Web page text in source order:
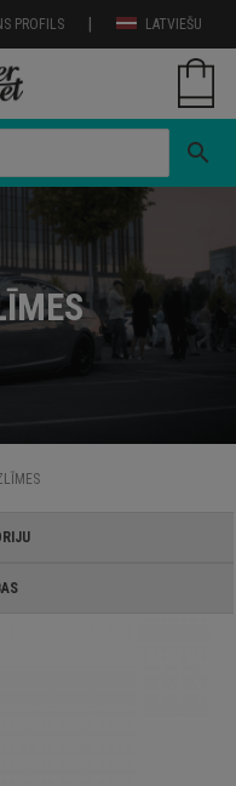
LATVIEŠU
|
PROFILS
search